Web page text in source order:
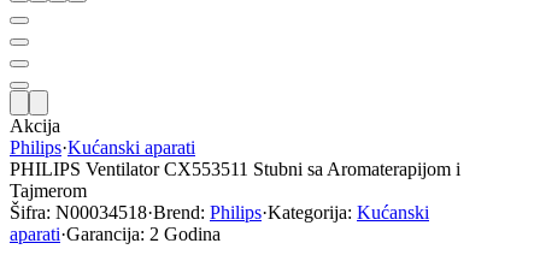
Akcija
Philips·Kućanski aparati
PHILIPS Ventilator CX553511 Stubni sa Aromaterapijom i
Tajmerom
Šifra: N00034518·Brend: Philips·Kategorija: Kućanski
aparati·Garancija: 2 Godina